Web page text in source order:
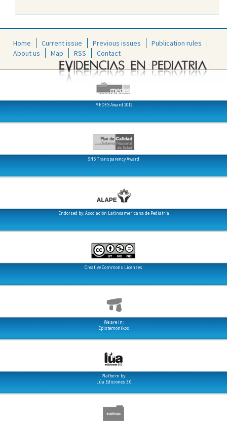
Home Current issue Previous issues
Publication rules
About us
Map RSS Contact
MEDES Award 2012
SNS Transparency Award
Endorsed by: Asociación Latinoamericana de Pediatría
Creative Commons Licenses
We are in:
Epistemonikos
Platform by:
Lúa Ediciones 3.0